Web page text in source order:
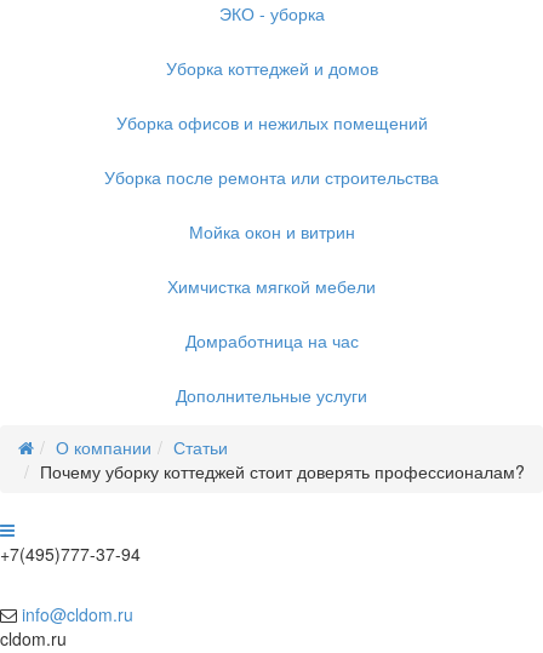
ЭКО - уборка
Уборка коттеджей и домов
Уборка офисов и нежилых помещений
Уборка после ремонта или строительства
Мойка окон и витрин
Химчистка мягкой мебели
Домработница на час
Дополнительные услуги
О компании
Статьи
Почему уборку коттеджей стоит доверять профессионалам?
+7(495)777-37-94
info@cldom.ru
cldom.ru